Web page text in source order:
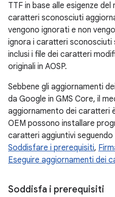
TTF in base alle esigenze
caratteri sconosciuti
vengono ignorati e non
ignora i caratteri sconosciuti
inclusi i file dei caratteri
originali in AOSP.
Sebbene gli aggiornamenti
da Google in GMS Core, il
aggiornamento dei caratteri
OEM possono installare
caratteri aggiuntivi
Soddisfare i prerequisiti,
Eseguire aggiornamenti dei
Soddisfa i prerequisiti